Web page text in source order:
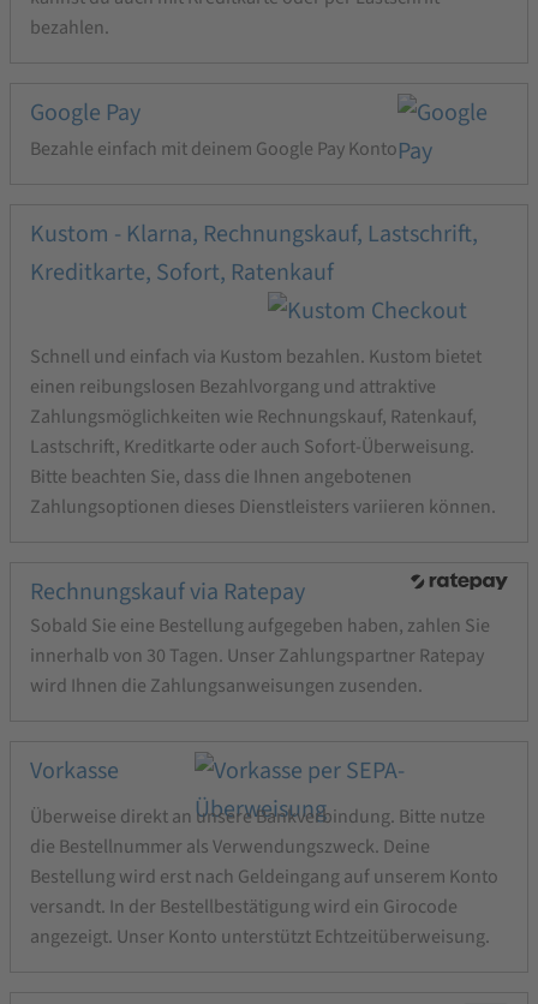
bezahlen.
Google Pay
Bezahle einfach mit deinem Google Pay Konto
Kustom - Klarna, Rechnungskauf, Lastschrift,
Kreditkarte, Sofort, Ratenkauf
Schnell und einfach via Kustom bezahlen. Kustom bietet
einen reibungslosen Bezahlvorgang und attraktive
Zahlungsmöglichkeiten wie Rechnungskauf, Ratenkauf,
Lastschrift, Kreditkarte oder auch Sofort-Überweisung.
Bitte beachten Sie, dass die Ihnen angebotenen
Zahlungsoptionen dieses Dienstleisters variieren können.
Rechnungskauf via Ratepay
Sobald Sie eine Bestellung aufgegeben haben, zahlen Sie
innerhalb von 30 Tagen. Unser Zahlungspartner Ratepay
wird Ihnen die Zahlungsanweisungen zusenden.
Vorkasse
Überweise direkt an unsere Bankverbindung. Bitte nutze
die Bestellnummer als Verwendungszweck. Deine
Bestellung wird erst nach Geldeingang auf unserem Konto
versandt. In der Bestellbestätigung wird ein Girocode
angezeigt. Unser Konto unterstützt Echtzeitüberweisung.